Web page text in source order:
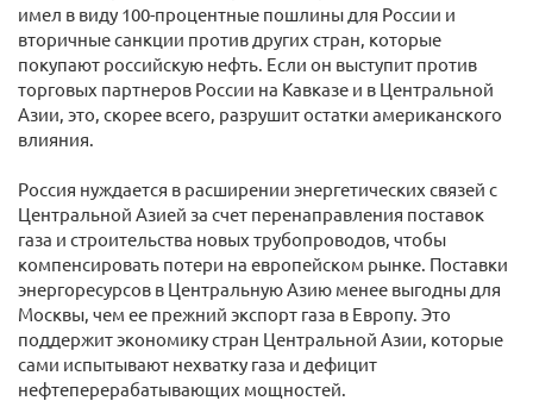
имел в виду 100-процентные пошлины для России и
вторичные санкции против других стран, которые
покупают российскую нефть. Если он выступит против
торговых партнеров России на Кавказе и в Центральной
Азии, это, скорее всего, разрушит остатки американского
влияния.
Россия нуждается в расширении энергетических связей с
Центральной Азией за счет перенаправления поставок
газа и строительства новых трубопроводов, чтобы
компенсировать потери на европейском рынке. Поставки
энергоресурсов в Центральную Азию менее выгодны для
Москвы, чем ее прежний экспорт газа в Европу. Это
поддержит экономику стран Центральной Азии, которые
сами испытывают нехватку газа и дефицит
нефтеперерабатывающих мощностей.